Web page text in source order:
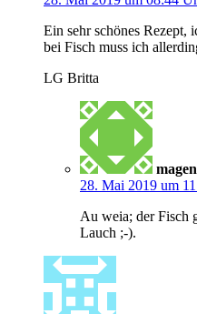
Ein sehr schönes
bei Fisch muss ich
LG Britta
28. Mai 2019 um
Au weia; der Fisch
Lauch ;-).